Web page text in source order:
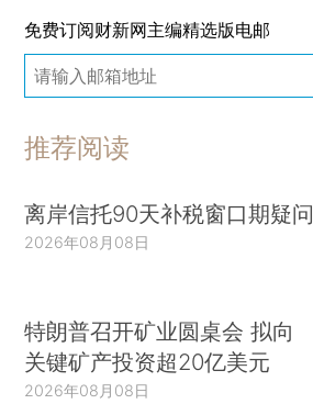
免费订阅财新网主编精选版电邮
推荐阅读
离岸信托90天补税窗口期疑问
2026年08月08日
特朗普召开矿业圆桌会 拟向
关键矿产投资超20亿美元
2026年08月08日